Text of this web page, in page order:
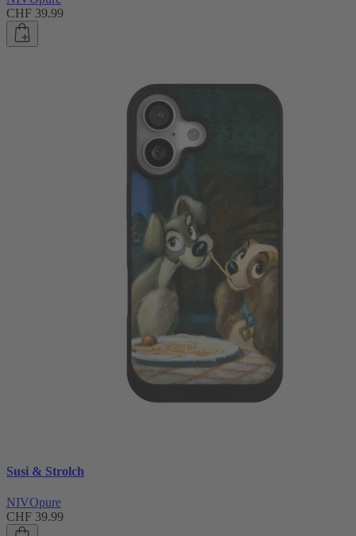
CHF 39.99
Susi & Strolch
NIVOpure
CHF 39.99